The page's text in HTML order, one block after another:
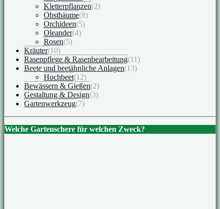
Kletterpflanzen(2)
Obstbäume(8)
Orchideen(5)
Oleander(4)
Rosen(5)
Kräuter(10)
Rasenpflege & Rasenbearbeitung(11)
Beete und beetähnliche Anlagen(13)
Hochbeet(12)
Bewässern & Gießen(2)
Gestaltung & Design(3)
Gartenwerkzeug(7)
Welche Gartenschere für welchen Zweck?